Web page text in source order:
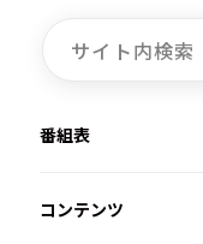
番組表
コンテンツ